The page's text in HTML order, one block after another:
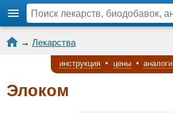
→ Лекарства
инструкция • цены • аналоги
Элоком